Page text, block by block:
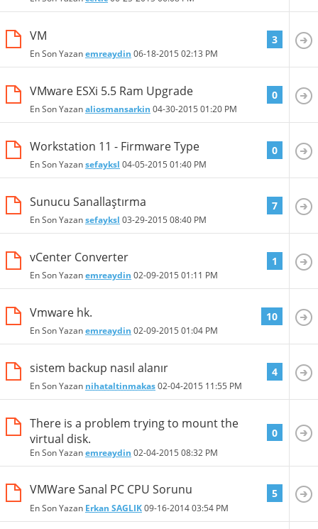
VM
En Son Yazanemreaydin 06-18-2015 02:13 PM
3
VMware ESXi 5.5 Ram Upgrade
En Son Yazanaliosmansarkin 04-30-2015 01:20 PM
0
Workstation 11 - Firmware Type
En Son Yazansefayksl 04-05-2015 01:40 PM
0
Sunucu Sanallaştırma
En Son Yazansefayksl 03-29-2015 08:40 PM
7
vCenter Converter
En Son Yazanemreaydin 02-09-2015 01:11 PM
1
Vmware hk.
En Son Yazanemreaydin 02-09-2015 01:04 PM
10
sistem backup nasıl alanır
En Son Yazan nihataltinmakas02-04-2015 11:55 PM
4
There is a problem trying to mount the
virtual disk.
En Son Yazanemreaydin 02-04-2015 08:32 PM
0
VMWare Sanal PC CPU Sorunu
En Son Yazan Erkan SAGLIK09-16-201403:54 PM
5